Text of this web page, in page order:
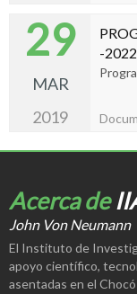
29
MAR
2019
-2022
Acerca de
John Von Neumann
El Instituto de
apoyo científico,
asentadas en el